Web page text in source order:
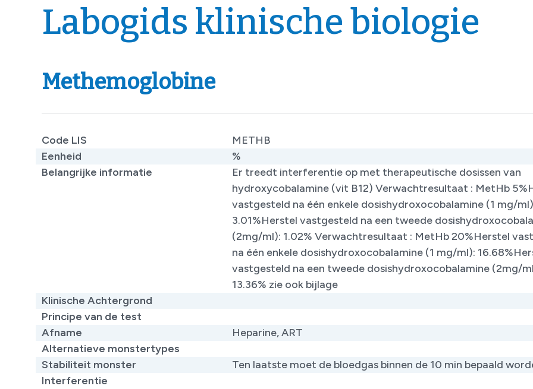
Labogids klinische biologie
Methemoglobine
Code LIS
METHB
Eenheid
%
Belangrijke informatie
Er treedt interferentie op met therapeutische dosissen van
hydroxycobalamine (vit B12) Verwachtresultaat : MetHb
vastgesteld na één enkele dosishydroxocobalamine (1 mg/
3.01%Herstel vastgesteld na een tweede
(2mg/ml): 1.02% Verwachtresultaat : MetHb 20%Herstel
na één enkele dosishydroxocobalamine (1 mg/ml):
vastgesteld na een tweede dosishydroxocobalamine (2mg/
13.36% zie ook bijlage
Klinische Achtergrond
Principe van de test
Afname
Heparine, ART
Alternatieve monstertypes
Stabiliteit monster
Ten laatste moet de bloedgas binnen de 10 min bepaald
Interferentie